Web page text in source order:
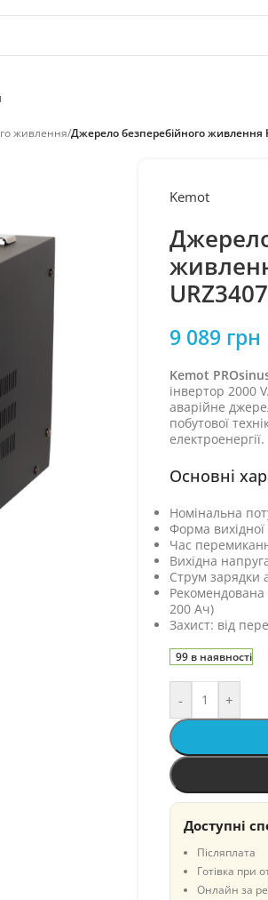
живлення/Джерело безперебійного живлення
Kemot
9 089 грн
Kemot
інвертор 2000
аварійне
побутової
електроенергії.
Основні
Номінальна
Форма
Час
Вихідна
Струм зарядки
Рекомендована
200 Ач)
Захист: від
99 в наявності
- +
Доступні
Післяплата
Готівка при
Онлайн за